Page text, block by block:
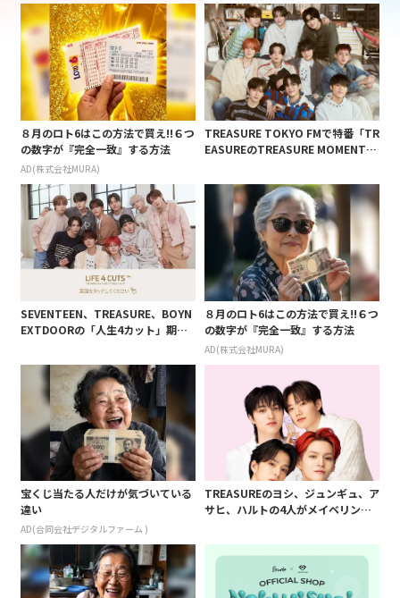
８月のロト6はこの方法で買え!!６つ
の数字が『完全一致』する方法
AD(株式会社MURA)
TREASURE TOKYO FMで特番「TR
EASUREのTREASURE MOMENT」
トークを繰り広げる
SEVENTEEN、TREASURE、BOYN
EXTDOORの「人生4カット」期間
ト6階に
８月のロト6はこの方法で買え!!６つ
の数字が『完全一致』する方法
AD(株式会社MURA)
宝くじ当たる人だけが気づいている
違い
AD(合同会社デジタルファーム )
TREASUREのヨシ、ジュンギュ、ア
サヒ、ハルトの4人がメイベリンの